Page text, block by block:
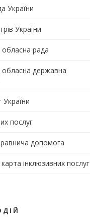
України
України
рада
державна
України
послуг
допомога
інклюзивних послуг